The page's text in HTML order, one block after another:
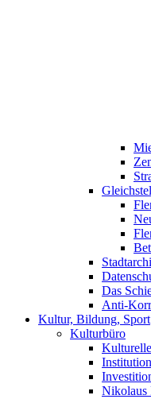
Das
Anti-
Kultur, Bildung, Sport
Kulturbüro
Nikolaus